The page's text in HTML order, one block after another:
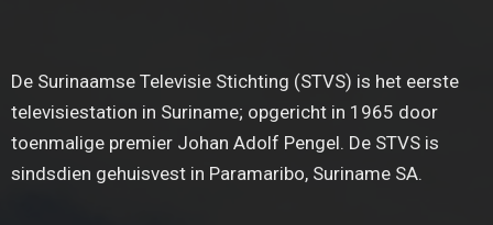
De Surinaamse Televisie Stichting (STVS) is het eerste
televisiestation in Suriname; opgericht in 1965 door
toenmalige premier Johan Adolf Pengel. De STVS is
sindsdien gehuisvest in Paramaribo, Suriname SA.